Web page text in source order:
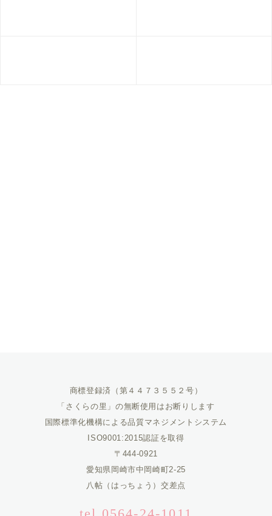
商標登録済（第４４７３５５２号）
「さくらの里」の無断使用はお断りします
国際標準化機構による品質マネジメントシステム
ISO9001:2015認証を取得
〒444-0921
愛知県岡崎市中岡崎町2-25
八帖（はっちょう）交差点